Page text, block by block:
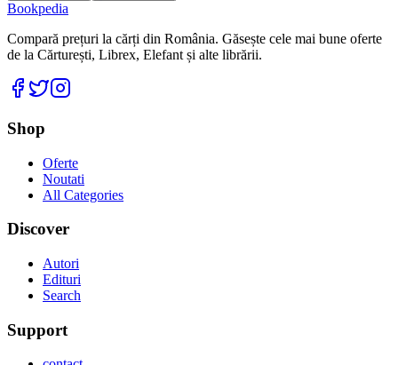
Bookpedia
Compară prețuri la cărți din România. Găsește cele mai bune oferte
de la Cărturești, Librex, Elefant și alte librării.
Facebook
Twitter
Shop
Oferte
Noutati
All Categories
Discover
Autori
Edituri
Search
Support